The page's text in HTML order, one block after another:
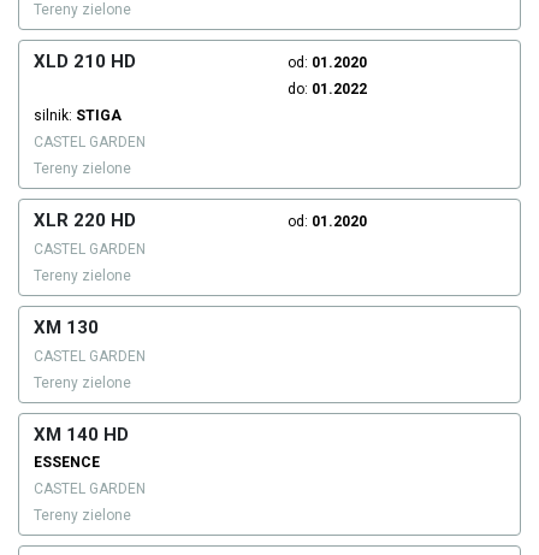
Tereny zielone
XLD 210 HD od: 01.2020
do: 01.2022
silnik: STIGA
CASTEL GARDEN
Tereny zielone
XLR 220 HD od: 01.2020
CASTEL GARDEN
Tereny zielone
XM 130
CASTEL GARDEN
Tereny zielone
XM 140 HD
ESSENCE
CASTEL GARDEN
Tereny zielone